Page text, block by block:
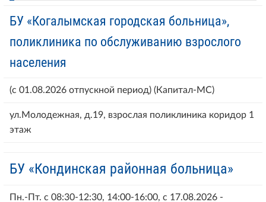
БУ «Когалымская городская больница»,
поликлиника по обслуживанию взрослого
населения
(с 01.08.2026 отпускной период) (Капитал-МС)
ул.Молодежная, д.19, взрослая поликлиника коридор 1
этаж
БУ «Кондинская районная больница»
Пн.-Пт. с 08:30-12:30, 14:00-16:00, с 17.08.2026 -